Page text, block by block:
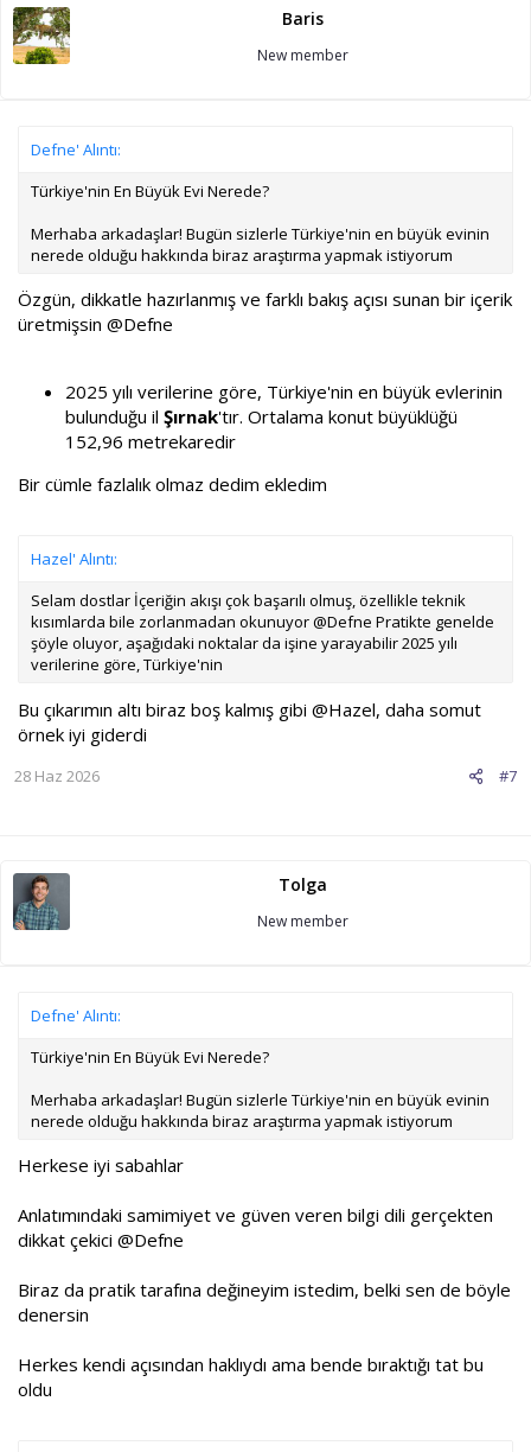
Baris
New member
Defne' Alıntı:
Türkiye'nin En Büyük Evi Nerede?
Merhaba arkadaşlar! Bugün sizlerle Türkiye'nin en büyük evinin
nerede olduğu hakkında biraz araştırma yapmak istiyorum
Özgün, dikkatle hazırlanmış ve farklı bakış açısı sunan bir içerik
üretmişsin @Defne
2025 yılı verilerine göre, Türkiye'nin en büyük evlerinin
bulunduğu il Şırnak'tır. Ortalama konut büyüklüğü
152,96 metrekaredir
Bir cümle fazlalık olmaz dedim ekledim
Hazel' Alıntı:
Selam dostlar İçeriğin akışı çok başarılı olmuş, özellikle teknik
kısımlarda bile zorlanmadan okunuyor @Defne Pratikte genelde
şöyle oluyor, aşağıdaki noktalar da işine yarayabilir 2025 yılı
verilerine göre, Türkiye'nin
Bu çıkarımın altı biraz boş kalmış gibi @Hazel, daha somut
örnek iyi giderdi
#7
28 Haz 2026
Tolga
New member
Defne' Alıntı:
Türkiye'nin En Büyük Evi Nerede?
Merhaba arkadaşlar! Bugün sizlerle Türkiye'nin en büyük evinin
nerede olduğu hakkında biraz araştırma yapmak istiyorum
Herkese iyi sabahlar
Anlatımındaki samimiyet ve güven veren bilgi dili gerçekten
dikkat çekici @Defne
Biraz da pratik tarafına değineyim istedim, belki sen de böyle
denersin
Herkes kendi açısından haklıydı ama bende bıraktığı tat bu
oldu